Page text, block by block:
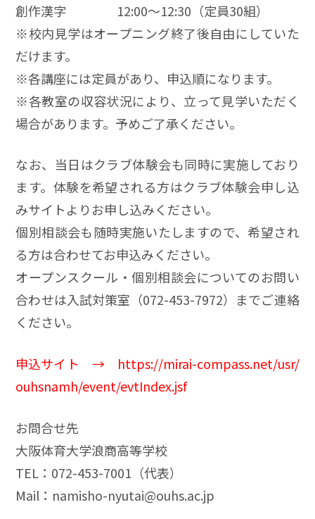
創作漢字 12:00～12:30（定員30組）
※校内見学はオープニング終了後自由にしていた
だけます。
※各講座には定員があり、申込順になります。
※各教室の収容状況により、立って見学いただく
場合があります。予めご了承ください。
なお、当日はクラブ体験会も同時に実施しており
ます。体験を希望される方はクラブ体験会申し込
みサイトよりお申し込みください。
個別相談会も随時実施いたしますので、希望され
る方は合わせてお申込みください。
オープンスクール・個別相談会についてのお問い
合わせは入試対策室（072-453-7972）までご連絡
ください。
申込サイト → https://mirai-compass.net/usr/
ouhsnamh/event/evtIndex.jsf
お問合せ先
大阪体育大学浪商高等学校
TEL：072-453-7001（代表）
Mail：namisho-nyutai@ouhs.ac.jp